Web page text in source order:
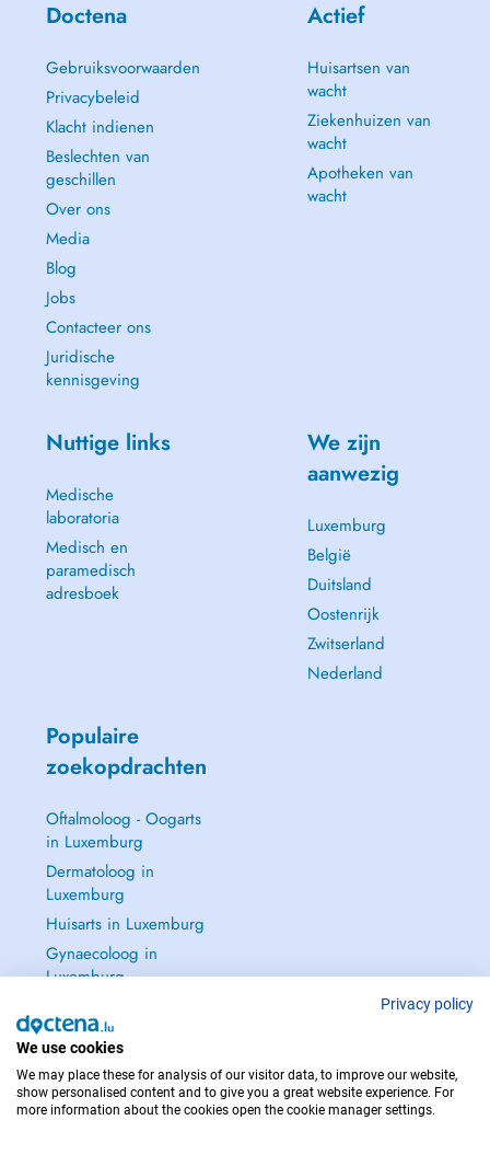
Doctena
Gebruiksvoorwaarden
Privacybeleid
Klacht indienen
Beslechten van
geschillen
Over ons
Media
Blog
Jobs
Contacteer ons
Juridische
kennisgeving
Actief
Huisartsen van
wacht
Ziekenhuizen van
wacht
Apotheken van
wacht
Nuttige links
Medische
laboratoria
Medisch en
paramedisch
adresboek
We zijn
aanwezig
Luxemburg
België
Duitsland
Oostenrijk
Zwitserland
Nederland
Populaire
zoekopdrachten
Oftalmoloog - Oogarts
in Luxemburg
Dermatoloog in
Luxemburg
Huisarts in Luxemburg
Gynaecoloog in
Luxemburg
NEEM IN GEVAL VAN NOOD CONTACT OP MET : 112
Privacy policy
We use cookies
We may place these for analysis of our visitor data, to improve our website,
show personalised content and to give you a great website experience. For
more information about the cookies open the cookie manager settings.